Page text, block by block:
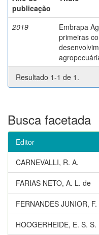
publicação
2019
Embrapa
primeiras
Resultado 1-1 de 1.
Busca facetada
Editor
CARNEVALLI, R. A.
FARIAS NETO, A. L. de
FERNANDES JUNIOR, F.
HOOGERHEIDE, E. S. S.